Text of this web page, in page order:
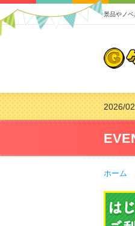
景品やノベ
2026/
2026/
2026/
2026/
ホーム